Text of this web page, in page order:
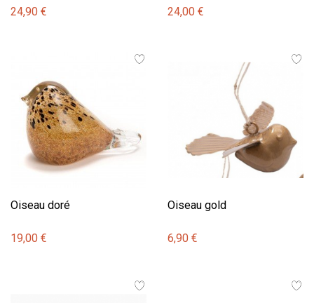
24,90 € 24,00 €
Oiseau doré
19,00 €
Oiseau gold
6,90 €